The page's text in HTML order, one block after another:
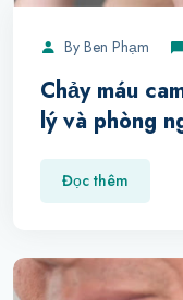
By Ben Phạm
Chảy máu
lý và phòng
Đọc thêm